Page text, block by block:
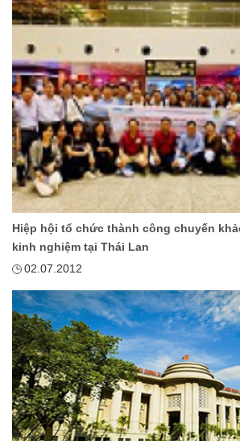
Hiệp hội tổ chức thành công chuyến
kinh nghiệm tại Thái Lan
02.07.2012